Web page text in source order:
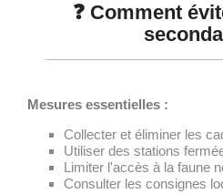
❓ Comment
Mesures essentielles :
Collecter et éliminer les
Utiliser des stations
Limiter l'accès à la faune
Consulter les consignes